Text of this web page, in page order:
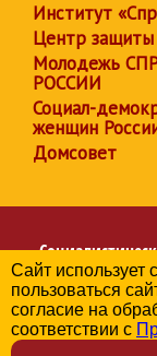
Институт
Центр
Молодежь
РОССИИ
Социал-
женщин
Домсовет
Политика в
Сайт
пользоваться
согласие на
соответствии с